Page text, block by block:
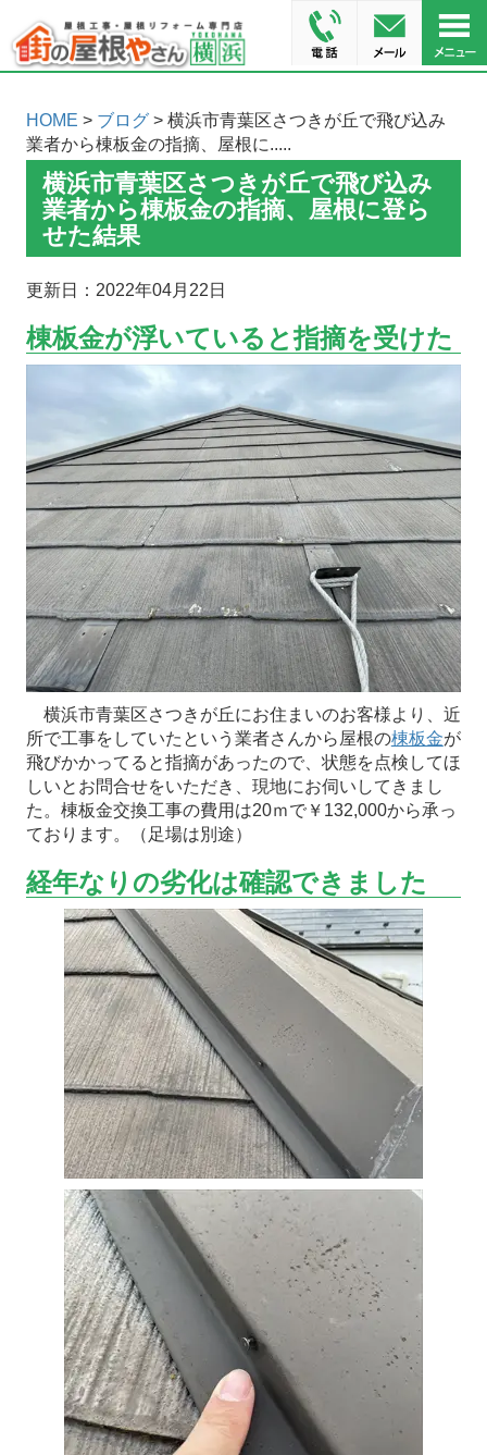
HOME > ブログ> 横浜市青葉区さつきが丘で飛び込み
業者から棟板金の指摘、屋根に.....
横浜市青葉区さつきが丘で飛び込み
業者から棟板金の指摘、屋根に登ら
せた結果
更新日：2022年04月22日
棟板金が浮いていると指摘を受けた
横浜市青葉区さつきが丘にお住まいのお客様より、近
所で工事をしていたという業者さんから屋根の棟板金が
飛びかかってると指摘があったので、状態を点検してほ
しいとお問合せをいただき、現地にお伺いしてきまし
た。棟板金交換工事の費用は20ｍで￥132,000から承っ
ております。（足場は別途）
経年なりの劣化は確認できました